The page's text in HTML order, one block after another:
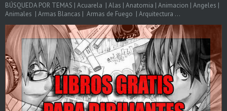
BÚSQUEDA POR TEMAS | Acuarela | Alas | Anatomia | Animacion | Angeles |
Animales | Armas Blancas | Armas de Fuego | Arquitectura ...